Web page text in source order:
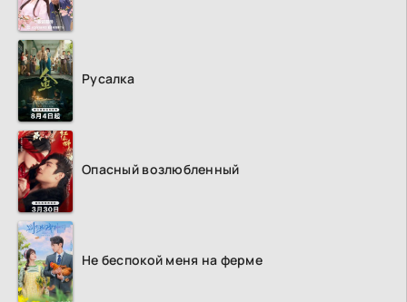
Русалка
Опасный возлюбленный
Не беспокой меня на ферме